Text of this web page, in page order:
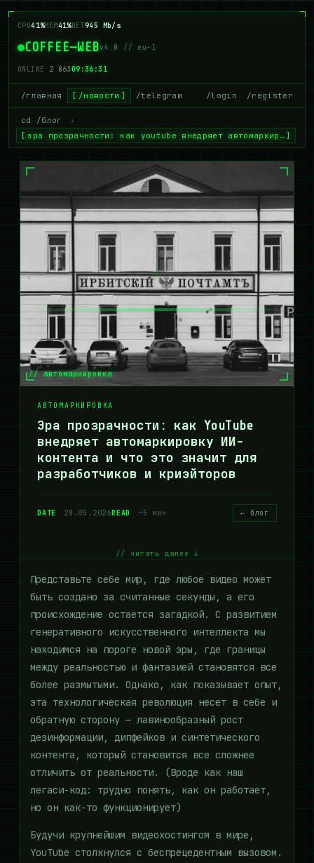
CPU41%MEM41%NET945 Mb/s
COFFEE—WEBv4.0 // eu-1
ONLINE 2 86309:36:31
/главная /новости /telegram /login /register
cd /блог
›
эра прозрачности: как youtube внедряет автомаркир…
// автомаркировка
АВТОМАРКИРОВКА
Эра прозрачности: как YouTube
внедряет автомаркировку ИИ-
контента и что это значит для
разработчиков и криэйторов
DATE 28.05.2026READ ~5 мин ← блог
// читать далее ↓
Представьте себе мир, где любое видео может
быть создано за считанные секунды, а его
происхождение остается загадкой. С развитием
генеративного искусственного интеллекта мы
находимся на пороге новой эры, где границы
между реальностью и фантазией становятся все
более размытыми. Однако, как показывает опыт,
эта технологическая революция несет в себе и
обратную сторону — лавинообразный рост
дезинформации, дипфейков и синтетического
контента, который становится все сложнее
отличить от реальности. (Вроде как наш
легаси-код: трудно понять, как он работает,
но он как-то функционирует)
Будучи крупнейшим видеохостингом в мире,
YouTube столкнулся с беспрецедентным вызовом.